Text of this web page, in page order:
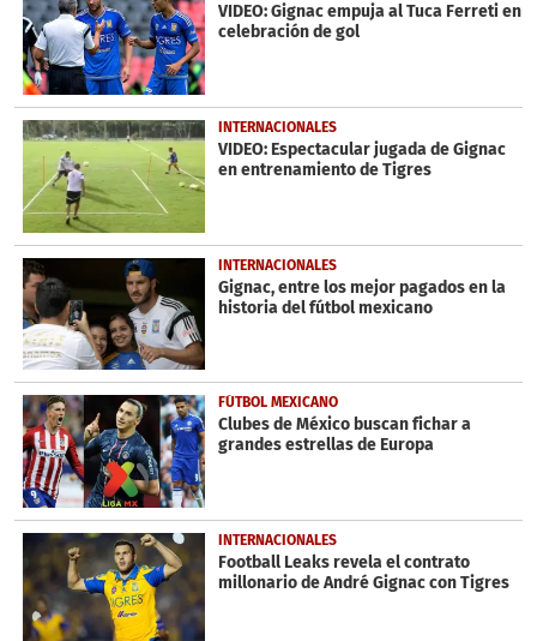
VIDEO: Gignac empuja al Tuca Ferreti en
celebración de gol
INTERNACIONALES
VIDEO: Espectacular jugada de Gignac
en entrenamiento de Tigres
INTERNACIONALES
Gignac, entre los mejor pagados en la
historia del fútbol mexicano
FÚTBOL MEXICANO
Clubes de México buscan fichar a
grandes estrellas de Europa
INTERNACIONALES
Football Leaks revela el contrato
millonario de André Gignac con Tigres